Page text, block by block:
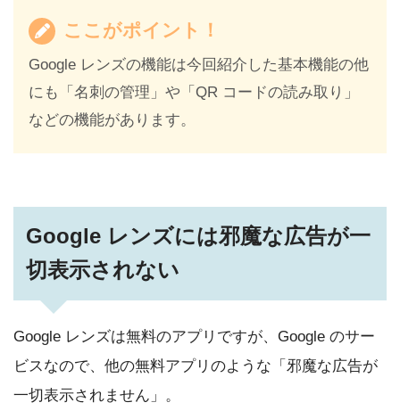
ここがポイント！
Google レンズの機能は今回紹介した基本機能の他
にも「名刺の管理」や「QR コードの読み取り」
などの機能があります。
Google レンズには邪魔な広告が一
切表示されない
Google レンズは無料のアプリですが、Google のサー
ビスなので、他の無料アプリのような「邪魔な広告が
一切表示されません」。